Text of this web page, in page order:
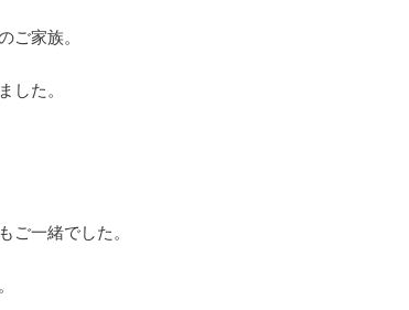
ご家族。
した。
ご一緒でした。